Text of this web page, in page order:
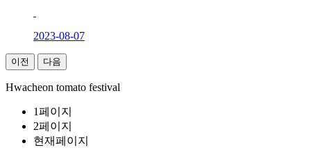
2023-08-07
이전 다음
Hwacheon tomato festival
1페이지
2페이지
현재페이지